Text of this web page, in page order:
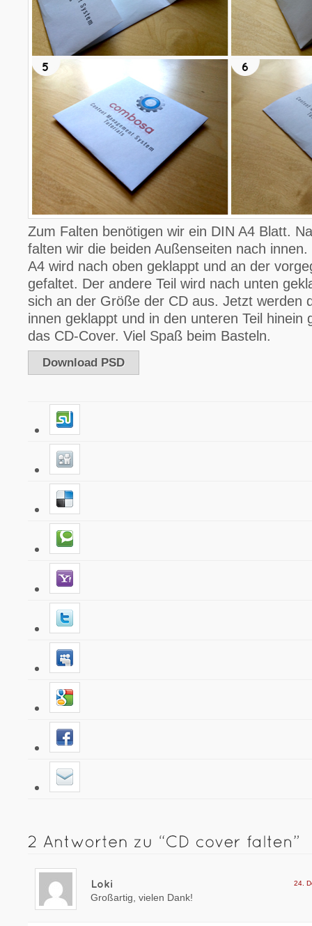
Zum Falten benötigen wir ein DIN A4 Blatt.
falten wir die beiden Außenseiten nach
A4 wird nach oben geklappt und an der
gefaltet. Der andere Teil wird nach unten
sich an der Größe der CD aus. Jetzt werden
innen geklappt und in den unteren Teil hinein
das CD-Cover. Viel Spaß beim Basteln.
Download PSD
24.
Großartig, vielen Dank!